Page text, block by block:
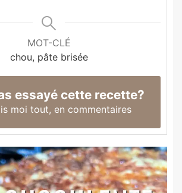
MOT-CLÉ
chou, pâte brisée
essayé cette recette?
moi tout, en commentaires